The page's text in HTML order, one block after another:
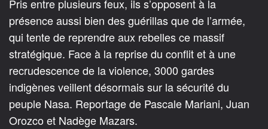
Pris entre plusieurs feux, ils s’opposent à la
présence aussi bien des guérillas que de l’armée,
qui tente de reprendre aux rebelles ce massif
stratégique. Face à la reprise du conflit et à une
recrudescence de la violence, 3000 gardes
indigènes veillent désormais sur la sécurité du
peuple Nasa. Reportage de Pascale Mariani, Juan
Orozco et Nadège Mazars.